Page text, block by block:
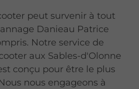
peut survenir à tout
Danieau Patrice
Notre service de
aux Sables-d'Olonne
conçu pour être le plus
nous engageons à